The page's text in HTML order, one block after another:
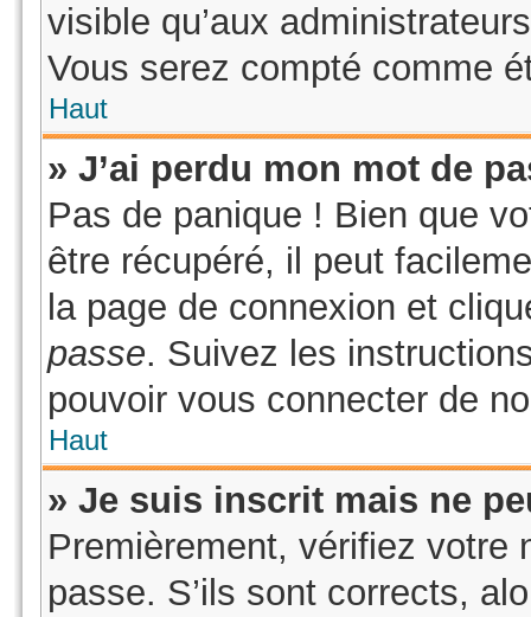
visible qu’aux
Vous serez compté comme
Haut
» J’ai perdu mon mot de
Pas de panique ! Bien que
être récupéré, il peut
la page de connexion et
passe. Suivez les
pouvoir vous connecter de
Haut
» Je suis inscrit mais ne
Premièrement, vérifiez votre
passe. S’ils sont corrects,